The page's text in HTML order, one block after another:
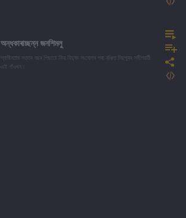
অন্ধকাৰাচ্ছন্ন জনশিমলু
স্বাধীনতাৰ সত্তৰ বছৰ পিছতো কিয় বিদ্যুৎ সংযোগৰ পৰা বঞ্চিত দিছপুৰৰ সমীপৱৰ্তী
এই গাঁওখন।